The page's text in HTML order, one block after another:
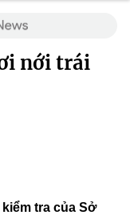
nới trái
tra của Sở